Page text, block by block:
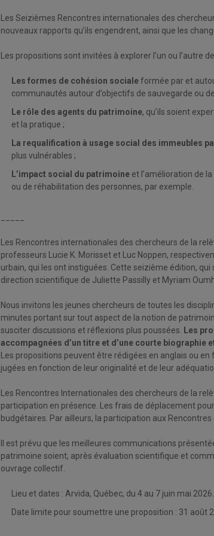
Les Seizièmes Rencontres internationales des
nouveaux rapports qu’ils engendrent, ainsi que les
Les propositions sont invitées à explorer l’un ou
Les formes de cohésion socialeformée par et
communautés autour d’objectifs de sauvegarde ou
Le rôle des agents du patrimoine, qu’ils soient
et la pratique ;
La requalification à usage social des immeubles
plus vulnérables ;
L’impact social du patrimoine et l’amélioration de
ou de réhabilitation des personnes, par exemple.
Les Rencontres internationales des chercheurs de la
professeurs Lucie K. Morisset et Luc Noppen,
urbain, qui les ont instiguées. Cette seizième édition,
direction scientifique de Juliette Passilly et Myriam
Nous invitons les jeunes chercheurs de toutes les
minutes portant sur tout aspect de la notion de
susciter discussions et réflexions plus poussées.
Les
accompagnées d’un titre et d’une courte biographie
Les propositions peuvent être rédigées en anglais ou
jugées en fonction de leur originalité et de leur
Les Rencontres Internationales des chercheurs de la
participation en présence. Les frais de déplacement
budgétaires. Par ailleurs, la participation aux
Il est prévu que les meilleures communications
patrimoine soient, après évaluation scientifique et
ouvrage collectif.
Lieu et dates : Arvida, Québec, du 4 au 7 juin mai 2026.
Date limite pour soumettre une proposition : 31 août